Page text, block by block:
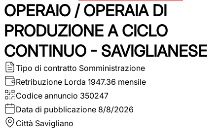
OPERAIO / OPERAIA DI
PRODUZIONE A CICLO
CONTINUO - SAVIGLIANESE
Tipo di contratto Somministrazione
Retribuzione Lorda 1947.36 mensile
Codice annuncio 350247
Data di pubblicazione 8/8/2026
Città Savigliano